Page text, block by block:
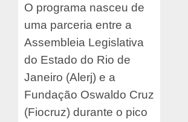
O programa nasceu de
uma parceria entre a
Assembleia Legislativa
do Estado do Rio de
Janeiro (Alerj) e a
Fundação Oswaldo Cruz
(Fiocruz) durante o pico